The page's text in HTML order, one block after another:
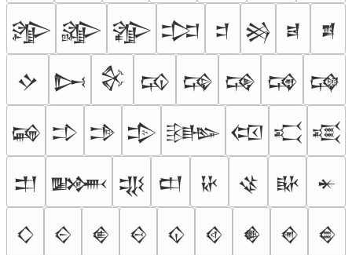
𒄍 𒄎 𒄏 𒄐 𒄑 𒄒 𒄓 𒄔
𒄕 𒄖 𒄗 𒄘 𒄙 𒄚 𒄛 𒄜
𒄝 𒄞 𒄟 𒄠 𒄡 𒄢 𒄣 𒄤
𒄥 𒄦 𒄧 𒄨 𒄩 𒄪 𒄫 𒄬
𒄭 𒄮 𒄯 𒄰 𒄱 𒄲 𒄳 𒄴 𒄵